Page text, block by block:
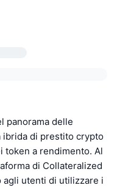
panorama delle
ibrida di prestito crypto
token a rendimento. Al
di Collateralized
agli utenti di utilizzare i